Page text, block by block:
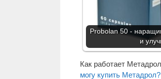
Probolan 50 -
и
Как работает
могу купить Метадрол?